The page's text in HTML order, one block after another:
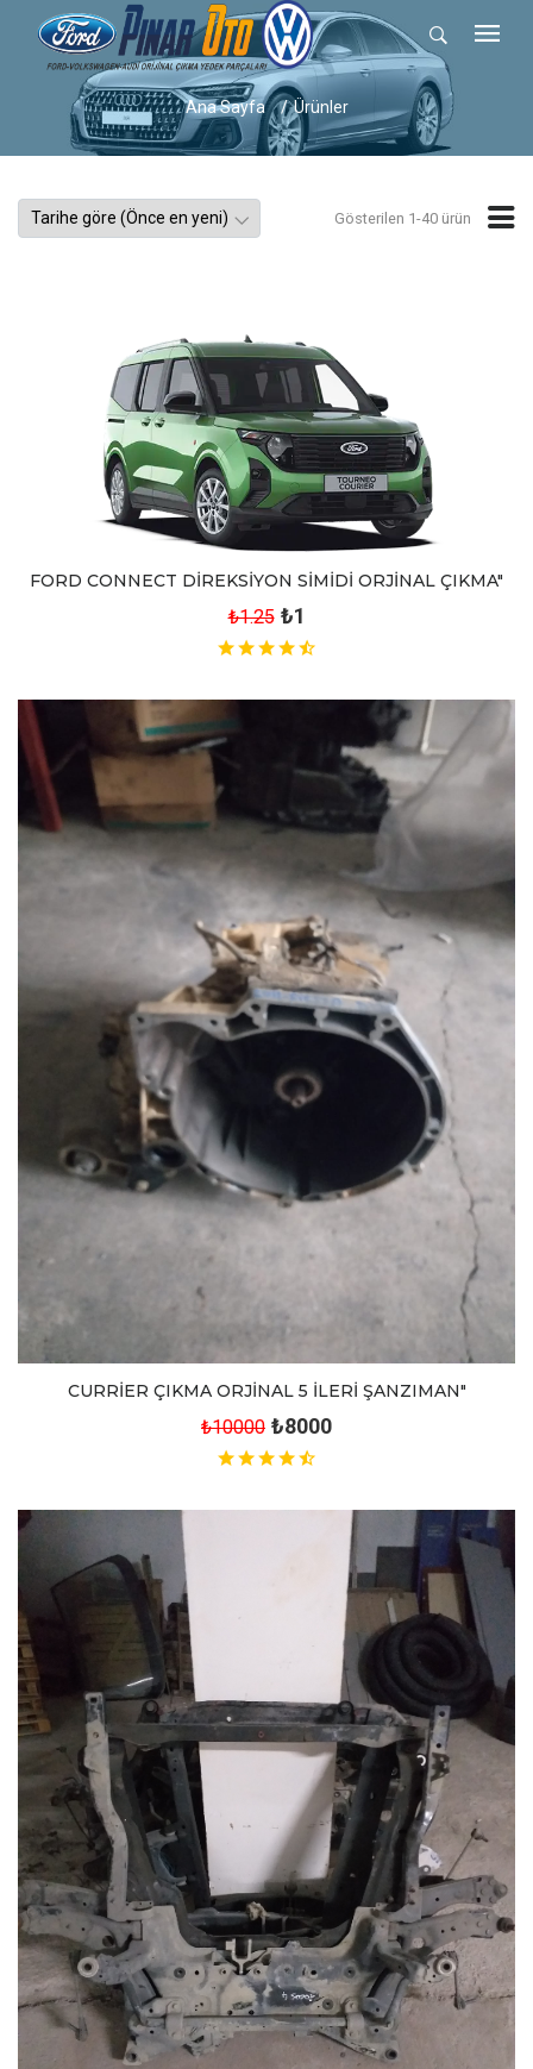
Ana Sayfa Ürünler
Gösterilen 1-40 ürün
FORD CONNECT DİREKSİYON SİMİDİ ORJİNAL ÇIKMA"
₺1.25 ₺1
CURRİER ÇIKMA ORJİNAL 5 İLERİ ŞANZIMAN"
₺10000 ₺8000